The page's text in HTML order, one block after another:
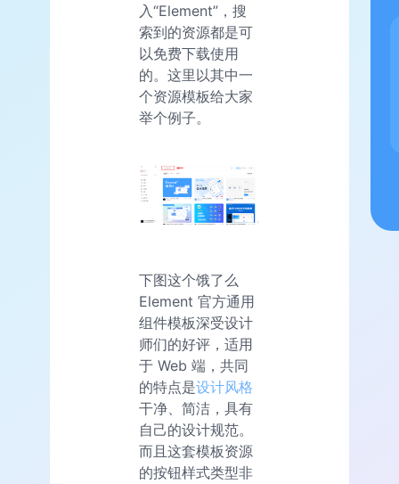
入“Element”，搜
索到的资源都是可
以免费下载使用
的。这里以其中一
个资源模板给大家
举个例子。
下图这个饿了么
Element 官方通用
组件模板深受设计
师们的好评，适用
于 Web 端，共同
的特点是设计风格
干净、简洁，具有
自己的设计规范。
而且这套模板资源
的按钮样式类型非